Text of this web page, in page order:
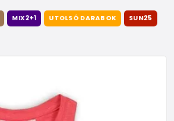
MIX2+1 UTOLSÓ DARABOK SUN25